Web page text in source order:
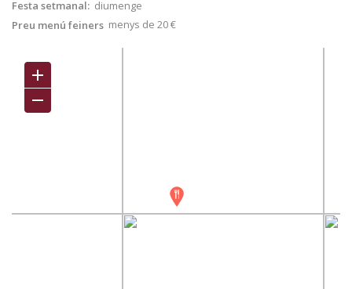
Festa setmanal: diumenge
Preu menú feiners menys de 20 €